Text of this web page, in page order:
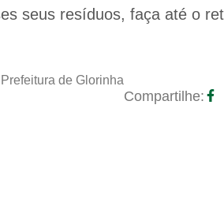
seus resíduos, faça até o
Prefeitura de Glorinha
Compartilhe: